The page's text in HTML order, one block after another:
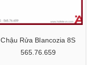
Chậu Rửa Blancozia 8S
565.76.659